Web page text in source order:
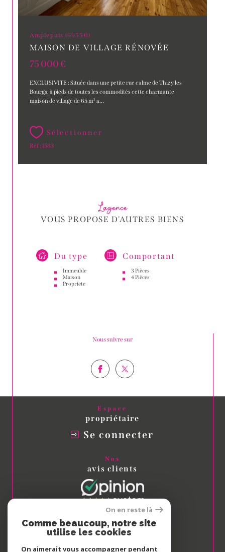
Amplepuis (69550)
MAISON DE VILLAGE RÉNOVÉE
75 000 €
EXCLUSIVITE : Située dans une petite rue calme de Thizy les
Bourgs, à pieds de toutes les commodités cette charmante
maison de village de 65 m² a...
Sélectionner
Réf : 1583
L'agence
VOUS PROPOSE D'AUTRES BIENS
Du type
Immeuble
Maison
Propriete
Comportant
3 Pièces
4 Pièces
Nous suivre sur
Espace
propriétaire
Se connecter
Nos
avis clients
Nous
adhérons
On en reste là
Comme beaucoup, notre site
utilise les cookies
On aimerait vous accompagner pendant